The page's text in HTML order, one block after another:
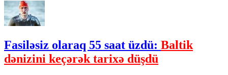
Fasiləsiz olaraq 55 saat üzdü: Baltik
dənizini keçərək tarixə düşdü